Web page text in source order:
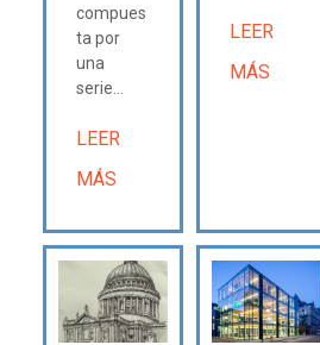
compues
ta por
una
serie...
LEER
MÁS
LEER
MÁS